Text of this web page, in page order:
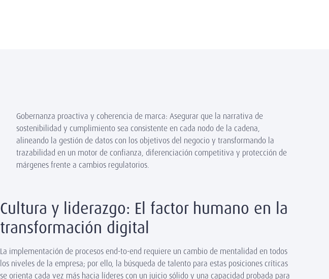
Gobernanza proactiva y coherencia de marca: Asegurar que la narrativa de
sostenibilidad y cumplimiento sea consistente en cada nodo de la cadena,
alineando la gestión de datos con los objetivos del negocio y transformando la
trazabilidad en un motor de confianza, diferenciación competitiva y protección de
márgenes frente a cambios regulatorios.
Cultura y liderazgo: El factor humano en la
transformación digital
La implementación de procesos end-to-end requiere un cambio de mentalidad en todos
los niveles de la empresa; por ello, la búsqueda de talento para estas posiciones críticas
se orienta cada vez más hacia líderes con un juicio sólido y una capacidad probada para